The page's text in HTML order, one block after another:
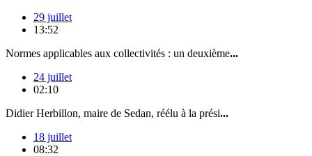
29 juillet
13:52
Normes applicables aux collectivités : un deuxième...
24 juillet
02:10
Didier Herbillon, maire de Sedan, réélu à la prési...
18 juillet
08:32